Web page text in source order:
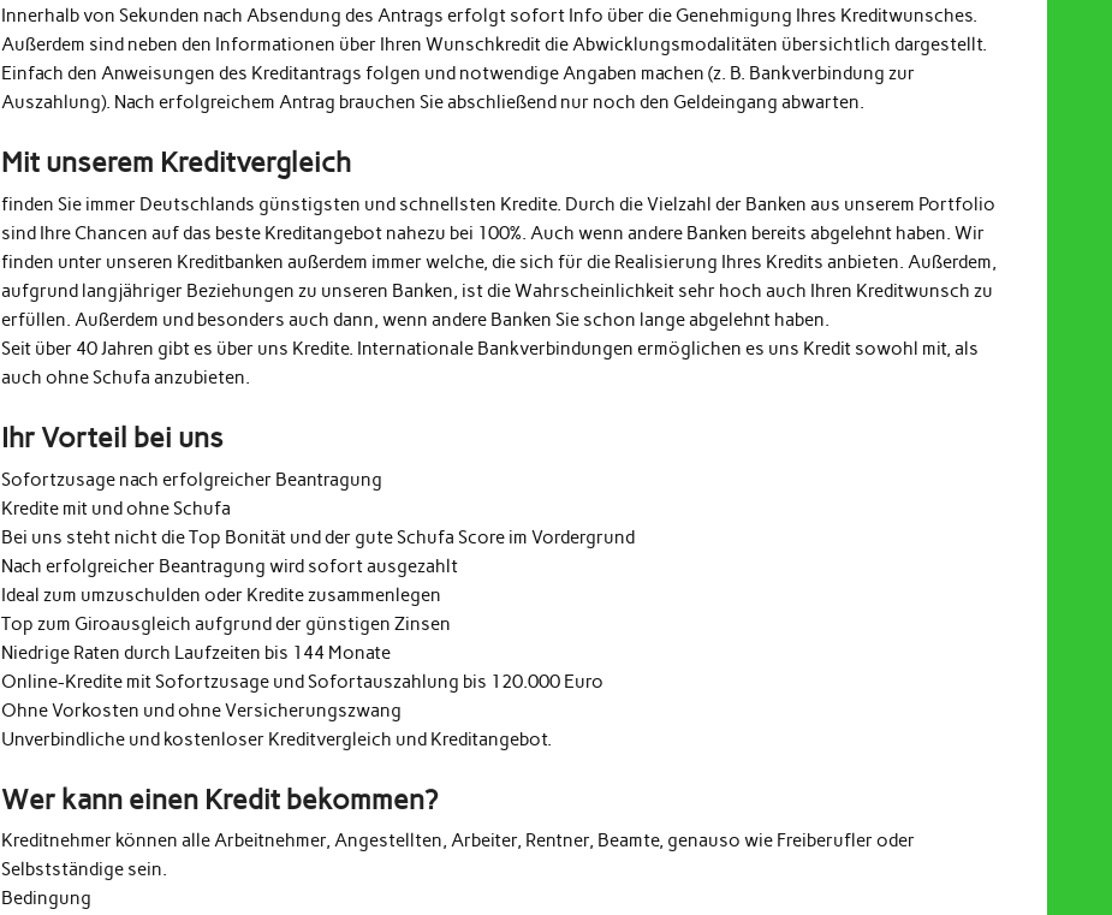
Innerhalb von Sekunden nach Absendung des Antrags erfolgt sofort Info über die Genehmigung Ihres Kreditwunsches.
Außerdem sind neben den Informationen über Ihren Wunschkredit die Abwicklungsmodalitäten übersichtlich dargestellt.
Einfach den Anweisungen des Kreditantrags folgen und notwendige Angaben machen (z. B. Bankverbindung zur
Auszahlung). Nach erfolgreichem Antrag brauchen Sie abschließend nur noch den Geldeingang abwarten.
Mit unserem Kreditvergleich
finden Sie immer Deutschlands günstigsten und schnellsten Kredite. Durch die Vielzahl der Banken aus unserem Portfolio
sind Ihre Chancen auf das beste Kreditangebot nahezu bei 100%. Auch wenn andere Banken bereits abgelehnt haben. Wir
finden unter unseren Kreditbanken außerdem immer welche, die sich für die Realisierung Ihres Kredits anbieten. Außerdem,
aufgrund langjähriger Beziehungen zu unseren Banken, ist die Wahrscheinlichkeit sehr hoch auch Ihren Kreditwunsch zu
erfüllen. Außerdem und besonders auch dann, wenn andere Banken Sie schon lange abgelehnt haben.
Seit über 40 Jahren gibt es über uns Kredite. Internationale Bankverbindungen ermöglichen es uns Kredit sowohl mit, als
auch ohne Schufa anzubieten.
Ihr Vorteil bei uns
Sofortzusage nach erfolgreicher Beantragung
Kredite mit und ohne Schufa
Bei uns steht nicht die Top Bonität und der gute Schufa Score im Vordergrund
Nach erfolgreicher Beantragung wird sofort ausgezahlt
Ideal zum umzuschulden oder Kredite zusammenlegen
Top zum Giroausgleich aufgrund der günstigen Zinsen
Niedrige Raten durch Laufzeiten bis 144 Monate
Online-Kredite mit Sofortzusage und Sofortauszahlung bis 120.000 Euro
Ohne Vorkosten und ohne Versicherungszwang
Unverbindliche und kostenloser Kreditvergleich und Kreditangebot.
Wer kann einen Kredit bekommen?
Kreditnehmer können alle Arbeitnehmer, Angestellten, Arbeiter, Rentner, Beamte, genauso wie Freiberufler oder
Selbstständige sein.
Bedingung